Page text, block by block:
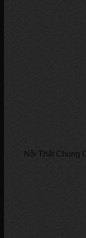
Nội Thất Chung